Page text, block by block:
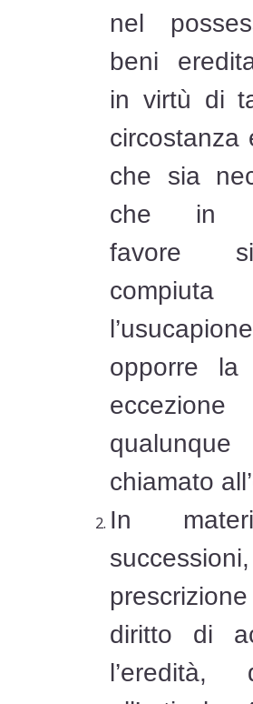
nel
beni
in virtù di
circostanza
che sia
che in
favore
compiuta
opporre la
qualunque
chiamato
In
diritto di